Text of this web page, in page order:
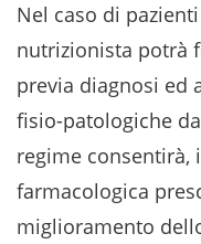
Nel caso di
nutrizionista potrà
previa diagnosi ed
fisio-patologiche
regime consentirà,
farmacologica
miglioramento